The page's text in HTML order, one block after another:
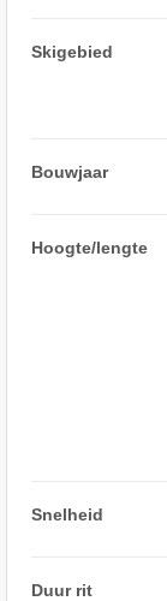
Skigebied
Bouwjaar
Hoogte/lengte
Snelheid
Duur rit